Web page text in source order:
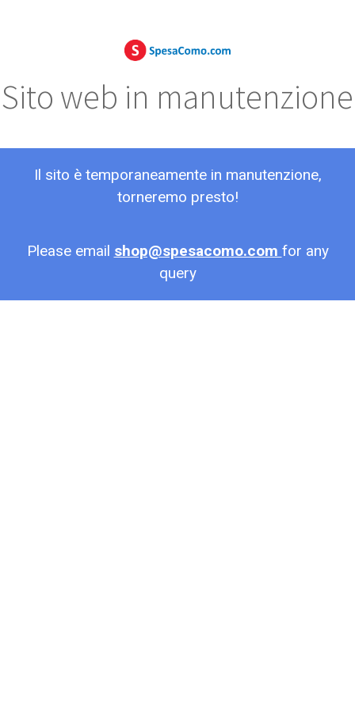
Sito web in manutenzione
Il sito è temporaneamente in manutenzione,
torneremo presto!
Please email shop@spesacomo.com for any
query